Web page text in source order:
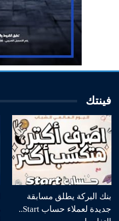
فينتك
بنك البركة يطلق مسابقة
جديدة لعملاء حساب Start..